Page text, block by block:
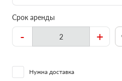
Срок аренды
- +
Нужна доставка